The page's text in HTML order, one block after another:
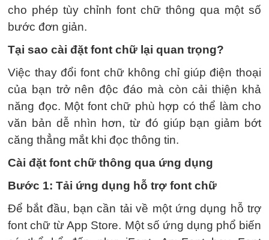
cho phép tùy chỉnh font chữ thông qua một số
bước đơn giản.
Tại sao cài đặt font chữ lại quan trọng?
Việc thay đổi font chữ không chỉ giúp điện thoại
của bạn trở nên độc đáo mà còn cải thiện khả
năng đọc. Một font chữ phù hợp có thể làm cho
văn bản dễ nhìn hơn, từ đó giúp bạn giảm bớt
căng thẳng mắt khi đọc thông tin.
Cài đặt font chữ thông qua ứng dụng
Bước 1: Tải ứng dụng hỗ trợ font chữ
Để bắt đầu, bạn cần tải về một ứng dụng hỗ trợ
font chữ từ App Store. Một số ứng dụng phổ biến